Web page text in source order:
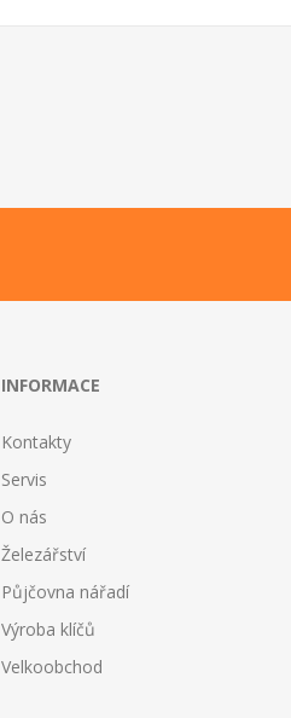
INFORMACE
Kontakty
Servis
O nás
Železářství
Půjčovna nářadí
Výroba klíčů
Velkoobchod